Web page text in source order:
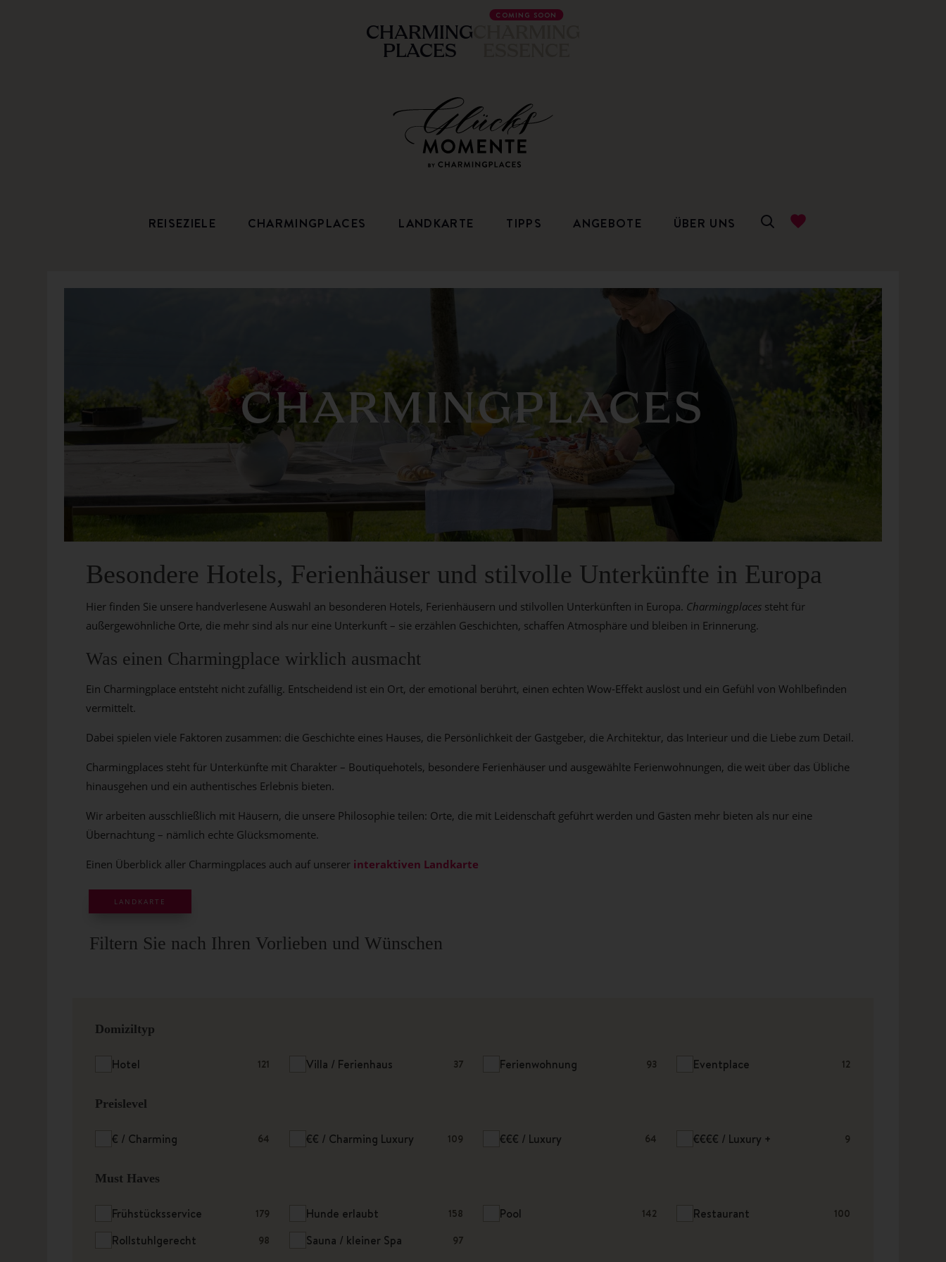
CHARMING
PLACES
COMING SOON
REISEZIELE CHARMINGPLACES LANDKARTE TIPPS ANGEBOTE ÜBER UNS
CHARMINGPLACES
Besondere Hotels, Ferienhäuser und stilvolle Unterkünfte in Europa
Hier finden Sie unsere handverlesene Auswahl an besonderen Hotels, Ferienhäusern und stilvollen Unterkünften in Europa. Charmingplaces steht für
außergewöhnliche Orte, die mehr sind als nur eine Unterkunft – sie erzählen Geschichten, schaffen Atmosphäre und bleiben in Erinnerung.
Was einen Charmingplace wirklich ausmacht
Ein Charmingplace entsteht nicht zufällig. Entscheidend ist ein Ort, der emotional berührt, einen echten Wow-Effekt auslöst und ein Gefühl von Wohlbefinden
vermittelt.
Dabei spielen viele Faktoren zusammen: die Geschichte eines Hauses, die Persönlichkeit der Gastgeber, die Architektur, das Interieur und die Liebe zum Detail.
Charmingplaces steht für Unterkünfte mit Charakter – Boutiquehotels, besondere Ferienhäuser und ausgewählte Ferienwohnungen, die weit über das Übliche
hinausgehen und ein authentisches Erlebnis bieten.
Wir arbeiten ausschließlich mit Häusern, die unsere Philosophie teilen: Orte, die mit Leidenschaft geführt werden und Gästen mehr bieten als nur eine
Übernachtung – nämlich echte Glücksmomente.
Einen Überblick aller Charmingplaces auch auf unserer interaktiven Landkarte
LANDKARTE
Filtern Sie nach Ihren Vorlieben und Wünschen
Domiziltyp
Hotel 121 Villa / Ferienhaus 37 Ferienwohnung 93 Eventplace 12
Preislevel
€ / Charming 64 €€ / Charming Luxury 109 €€€ / Luxury 64 €€€€ / Luxury + 9
Must Haves
Frühstücksservice 179 Hunde erlaubt 158 Pool 142 Restaurant 100
Rollstuhlgerecht 98 Sauna / kleiner Spa 97